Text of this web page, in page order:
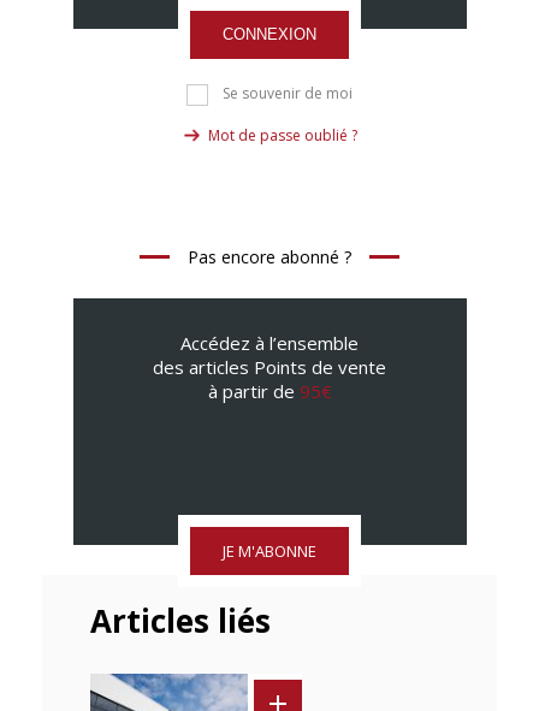
CONNEXION
Se souvenir de moi
Mot de passe oublié ?
Pas encore abonné ?
Accédez à l’ensemble
des articles Points de vente
à partir de 95€
JE M'ABONNE
Articles liés